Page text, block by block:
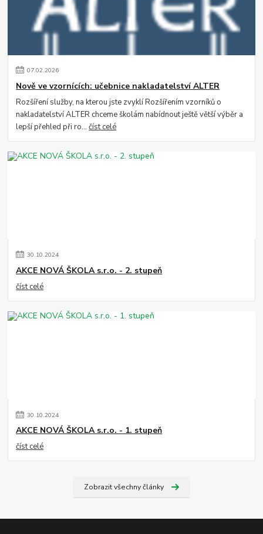
07.02.2026
Nově ve vzornících: učebnice nakladatelství ALTER
Rozšíření služby, na kterou jste zvyklí Rozšířením vzorníků o
nakladatelství ALTER chceme školám nabídnout ještě větší výběr a
lepší přehled při ro...číst celé
30.10.2024
AKCE NOVÁ ŠKOLA s.r.o. - 2. stupeň
číst celé
30.10.2024
AKCE NOVÁ ŠKOLA s.r.o. - 1. stupeň
číst celé
Zobrazit všechny články